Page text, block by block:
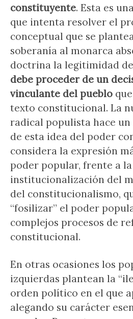
constituyente. Esta es
que intenta resolver el
conceptual que se
soberanía al monarca
doctrina la legitimidad
debe proceder de un
vinculante del pueblo
texto constitucional. La
radical populista hace
de esta idea del poder
considera la expresión
poder popular, frente a la
institucionalización del
del constitucionalismo,
“fosilizar” el poder
complejos procesos de
constitucional.
En otras ocasiones los
izquierdas plantean la
orden político en el que
alegando su carácter